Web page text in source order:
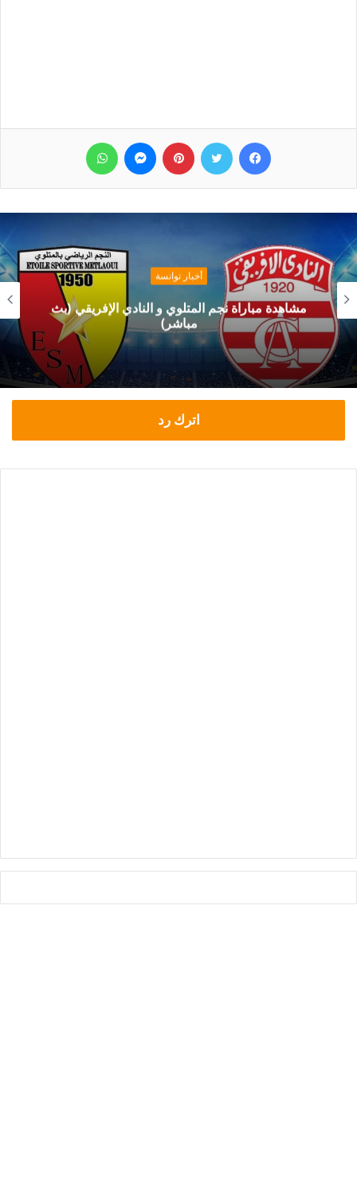
فيسبوك تويتر بينتيريست ماسنجر
أخبار توانسة
مشاهدة مباراة نجم المتلوي و النادي الإفريقي (بث
مباشر)
اترك رد